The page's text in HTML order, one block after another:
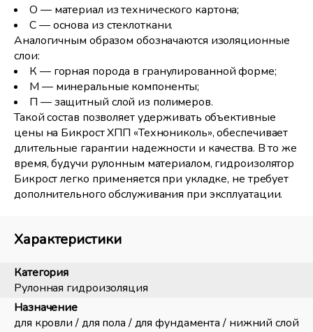
О — материал из технического картона;
С — основа из стеклоткани.
Аналогичным образом обозначаются изоляционные
слои:
К — горная порода в гранулированной форме;
М — минеральные компоненты;
П — защитный слой из полимеров.
Такой состав позволяет удерживать объективные
цены на Бикрост ХПП «Технониколь», обеспечивает
длительные гарантии надежности и качества. В то же
время, будучи рулонным материалом, гидроизолятор
Бикрост легко применяется при укладке, не требует
дополнительного обслуживания при эксплуатации.
Характеристики
Категория
Рулонная гидроизоляция
Назначение
для кровли / для пола / для фундамента / нижний слой